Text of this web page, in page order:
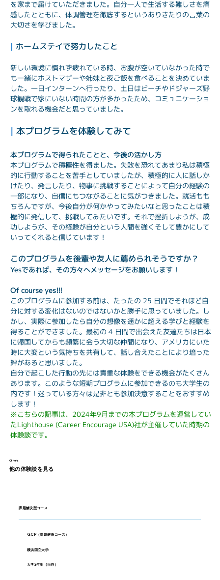
を家まで届けていただきました。自分一人で生活する難しさを痛
感したとともに、体調管理を徹底するというありきたりの言葉の
大切さを学びました。
| ホームステイで努力したこと
新しい環境に慣れず疲れている時、お腹が空いていなかった時で
も一緒にホストマザーや姉妹と夜ご飯を食べることを決めていま
した。一日インターンへ行ったり、土日はビーチやドジャーズ野
球観戦で家にいない時間の方が多かったため、コミュニケーショ
ンを取れる機会だと思っていました。
| 本プログラムを体験してみて
本プログラムで得られたことと、今後の活かし方
本プログラムで積極性を得ました。失敗を恐れてあまり私は積極
的に行動することを苦手としていましたが、積極的に人に話しか
けたり、発言したり、物事に挑戦することによって自分の経験の
一部になり、自信にもつながることに気がつきました。就活もも
ちろんですが、今後自分が何かやってみたいなと思ったことは積
極的に発信して、挑戦してみたいです。それで挫折しようが、成
功しようが、その経験が自分という人間を強くそして豊かにして
いってくれると信じています！
このプログラムを後輩や友人に薦められそうですか？
Yesであれば、その方々へメッセージをお願いします！
Of course yes!!!
このプログラムに参加する前は、たったの 25 日間でそれほど自
分に対する変化はないのではないかと勝手に思っていました。し
かし、実際に参加したら自分の想像を遥かに超える学びと経験を
得ることができました。最初の 4 日間で出会えた友達たちは日本
に帰国してからも頻繁に会う大切な仲間になり、アメリカにいた
時に大変という気持ちを共有して、話し合えたことにより培った
絆があると思いました。
自分で起こした行動の先には貴重な体験をできる機会がたくさん
あります。このような短期プログラムに参加できるのも大学生の
内です！迷っている方々は是非とも参加決意することをおすすめ
します！
※こちらの記事は、2024年9月までの本プログラムを運営してい
たLighthouse (Career Encourage USA)社が主催していた時期の
体験談です。
Others
他の体験談を見る
課題解決型コース
GCP（課題解決コース）
横浜国立大学
大学2年生（当時）